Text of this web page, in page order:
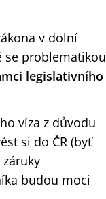
v dolní
se problematikou
legislativního
víza z důvodu
si do ČR (byť
budou moci